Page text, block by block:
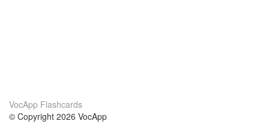
VocApp Flashcards
© Copyright 2026 VocApp